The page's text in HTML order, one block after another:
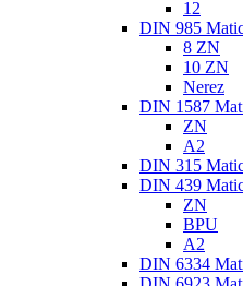
12
DIN 985
8 ZN
10 ZN
Nerez
DIN 1587
ZN
A2
DIN 315
DIN 439
ZN
BPU
A2
DIN 6334